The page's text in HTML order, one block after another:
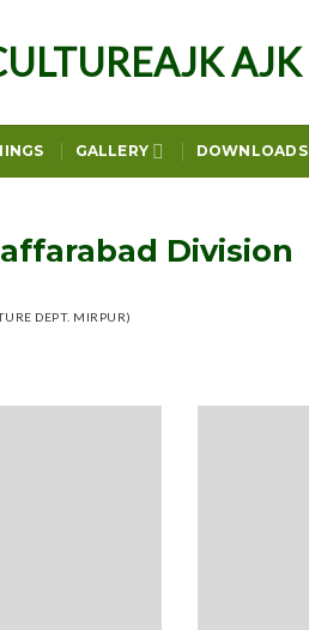
GALLERY DOWNLOADS
Division
DEPT. MIRPUR)